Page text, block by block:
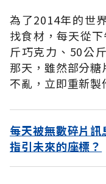
為了2014年的世
找食材，每天從
斤巧克力、50公
那天，雖然部分
不亂，立即重新製
每天被無數碎片
指引未來的座標？